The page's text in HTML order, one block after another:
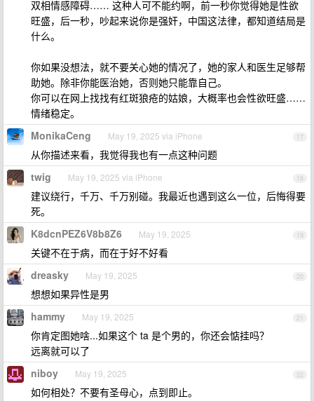
双相情感障碍…… 这种人可不能约啊，前一秒你觉得她是性欲
旺盛，后一秒，吵起来说你是强奸，中国这法律，都知道结局是
什么。
你如果没想法，就不要关心她的情况了，她的家人和医生足够帮
助她。除非你能医治她，否则她只能靠自己。
你可以在网上找找有红斑狼疮的姑娘，大概率也会性欲旺盛……
情绪稳定。
17
MonikaCeng May 19, 2025 via iPhone
从你描述来看，我觉得我也有一点这种问题
18
twig May 19, 2025 via iPhone
建议绕行，千万、千万别碰。我最近也遇到这么一位，后悔得要
死。
19
K8dcnPEZ6V8b8Z6 May 19, 2025
关键不在于病，而在于好不好看
20
dreasky May 19, 2025
想想如果异性是男
21
hammy May 19, 2025
你肯定图她啥...如果这个 ta 是个男的，你还会惦挂吗？
远离就可以了
22
niboy May 19, 2025
如何相处？不要有圣母心，点到即止。